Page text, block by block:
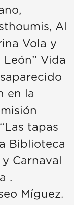
Al
Vola y
León” Vida
en la
tapas
Biblioteca
Carnaval
.
Míguez.